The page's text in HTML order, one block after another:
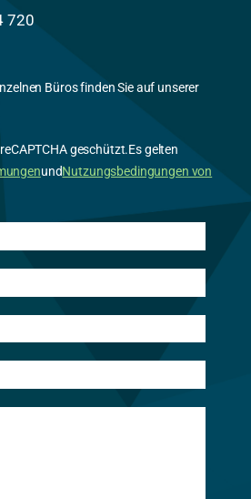
720
Büros finden Sie auf unserer
geschützt.Es gelten
undNutzungsbedingungen von